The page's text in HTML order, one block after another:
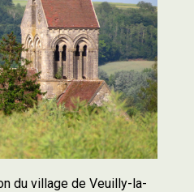
du village de Veuilly-la-